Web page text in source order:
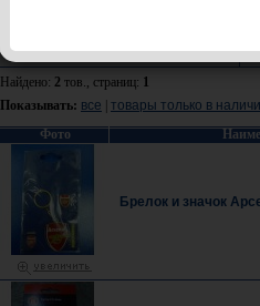
Раздел:
Найдено: 2 тов., страниц: 1
Показывать: все
товары только в
Фото
Брелок и значок